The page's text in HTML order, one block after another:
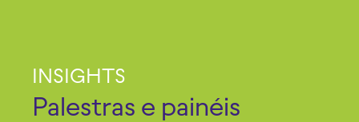
INSIGHTS
Palestras e painéis